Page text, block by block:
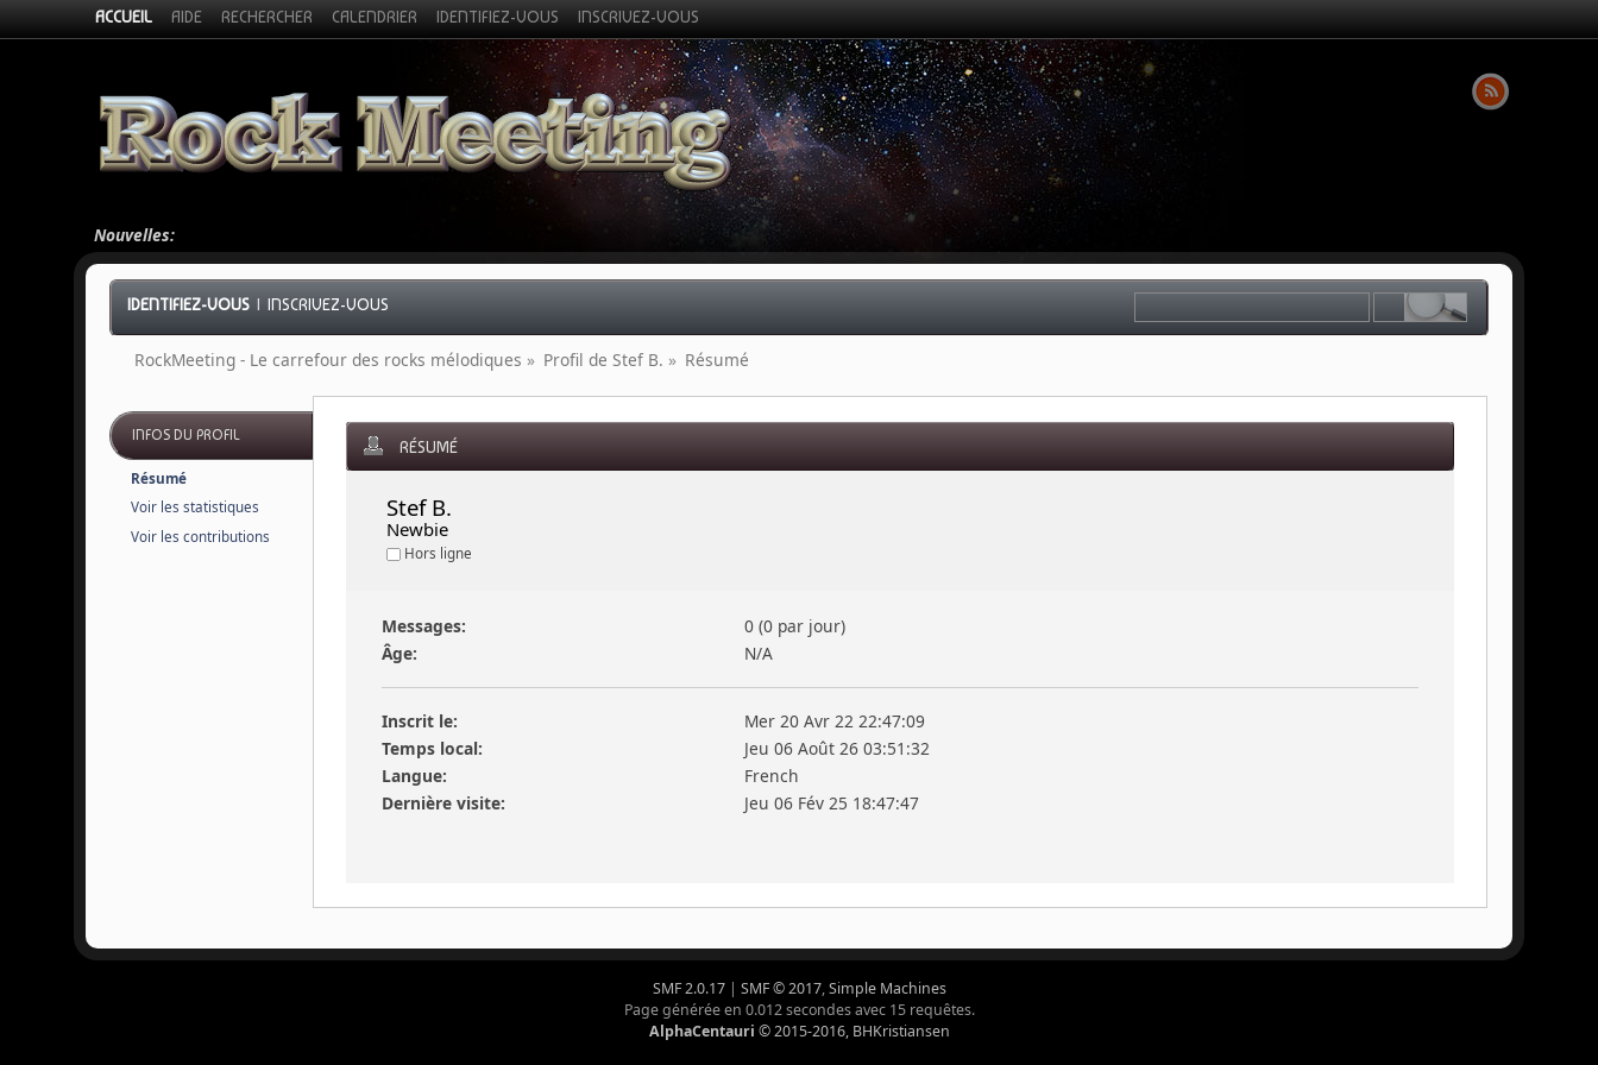
ACCUEIL AIDE RECHERCHER CALENDRIER IDENTIFIEZ-VOUS INSCRIVEZ-VOUS
Nouvelles:
IDENTIFIEZ-VOUS |INSCRIVEZ-VOUS
RockMeeting - Le carrefour des rocks mélodiques » Profil de Stef B. » Résumé
INFOS DU PROFIL
Résumé
Voir les statistiques
Voir les contributions
RÉSUMÉ
Stef B.
Newbie
Hors ligne
Messages:
0 (0 par jour)
Âge:
N/A
Inscrit le:
Mer 20 Avr 22 22:47:09
Temps local:
Jeu 06 Août 26 03:51:32
Langue:
French
Dernière visite:
Jeu 06 Fév 25 18:47:47
SMF 2.0.17| SMF © 2017,Simple Machines
Page générée en 0.012 secondes avec 15 requêtes.
AlphaCentauri © 2015-2016, BHKristiansen